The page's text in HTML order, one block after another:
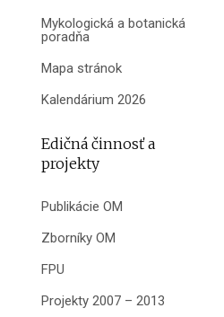
Mykologická a botanická
poradňa
Mapa stránok
Kalendárium 2026
Edičná činnosť a
projekty
Publikácie OM
Zborníky OM
FPU
Projekty 2007 – 2013